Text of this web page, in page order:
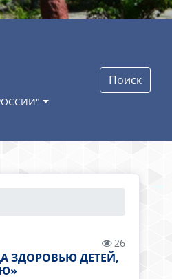
Поиск
26
ЗДОРОВЬЮ ДЕТЕЙ,